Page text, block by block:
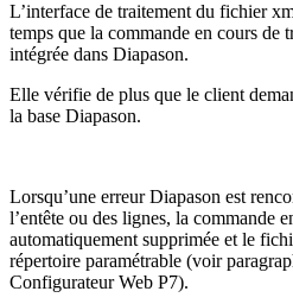
L’interface de traitement du fichier
temps que la commande en cours de
intégrée dans Diapason.
Elle vérifie de plus que le client
la base Diapason.
Lorsqu’une erreur Diapason est
l’entête ou des lignes, la commande
automatiquement supprimée et le
répertoire paramétrable (voir
Configurateur Web P7).